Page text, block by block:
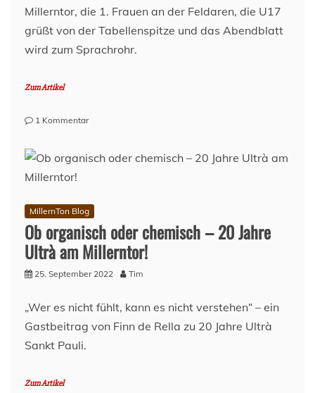
Millerntor, die 1. Frauen an der Feldaren, die U17
grüßt von der Tabellenspitze und das Abendblatt
wird zum Sprachrohr.
Zum Artikel
1 Kommentarzu
Millerntor,
2022
MillernTon Blog
Ob organisch oder chemisch – 20 Jahre
Ultrà am Millerntor!
25. September 2022 Tim
„Wer es nicht fühlt, kann es nicht verstehen“ – ein
Gastbeitrag von Finn de Rella zu 20 Jahre Ultrà
Sankt Pauli.
Zum Artikel